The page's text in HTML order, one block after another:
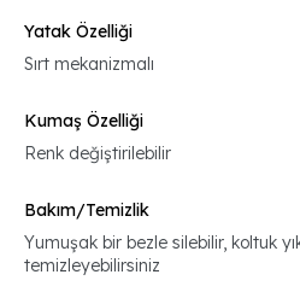
Yatak Özelliği
Sırt mekanizmalı
Kumaş Özelliği
Renk değiştirilebilir
Bakım/Temizlik
Yumuşak bir bezle silebilir, koltuk
temizleyebilirsiniz